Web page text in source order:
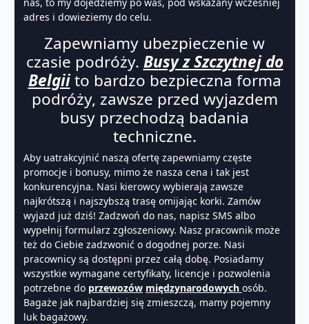
adres i dowieziemy do celu.
Zapewniamy ubezpieczenie w
czasie podróży. Busy z Szczytnej do
Belgiito bardzo bezpieczna forma
podróży, zawsze przed wyjazdem
busy przechodzą badania
techniczne.
Aby uatrakcyjnić naszą ofertę zapewniamy częste
promocje i bonusy, mimo że nasza cena i tak jest
konkurencyjna. Nasi kierowcy wybierają zawsze
najkrótszą i najszybszą trasę omijając korki. Zamów
wyjazd już dziś! Zadzwoń do nas, napisz SMS albo
wypełnij formularz zgłoszeniowy. Nasz pracownik może
też do Ciebie zadzwonić o dogodnej porze. Nasi
pracownicy są dostępni przez całą dobę. Posiadamy
wszystkie wymagane certyfikaty, licencje i pozwolenia
potrzebne do przewozów międzynarodowych osób.
Bagaże jak najbardziej się zmieszczą, mamy pojemny
luk bagażowy.